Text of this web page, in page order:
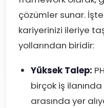
çözümler sunar.
kariyerinizi ileriye
yollarından biridir:
Yüksek Talep:
birçok iş
arasında yer